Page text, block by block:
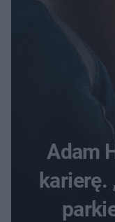
Adam
karierę.